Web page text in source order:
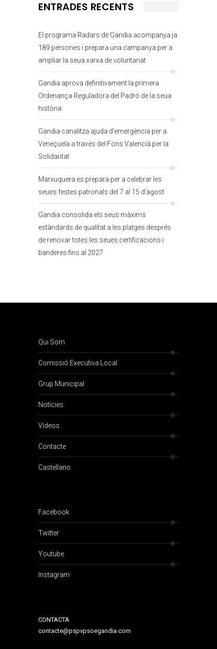
ENTRADES RECENTS
El programa Radars de Gandia acompanya ja
189 persones i prepara una campanya per a
ampliar la seua xarxa de voluntariat
Gandia aprova definitivament la primera
Ordenança Reguladora del Padró de la seua
història
Gandia canalitza ajuda d’emergència per a
Veneçuela a través del Fons Valencià per la
Solidaritat
Marxuquera es prepara per a celebrar les
seues festes patronals del 7 al 15 d’agost
Gandia consolida els seus màxims
estàndards de qualitat a les platges després
de renovar totes les seues certificacions i
banderes fins al 2027
Qui Som
Comissió Executiva Local
Grup Municipal
Notícies
Vídeos
Contacte
Castellano
Facebook
Twitter
Youtube
Instagram
CONTACTA
contacte@pspvpsoegandia.com